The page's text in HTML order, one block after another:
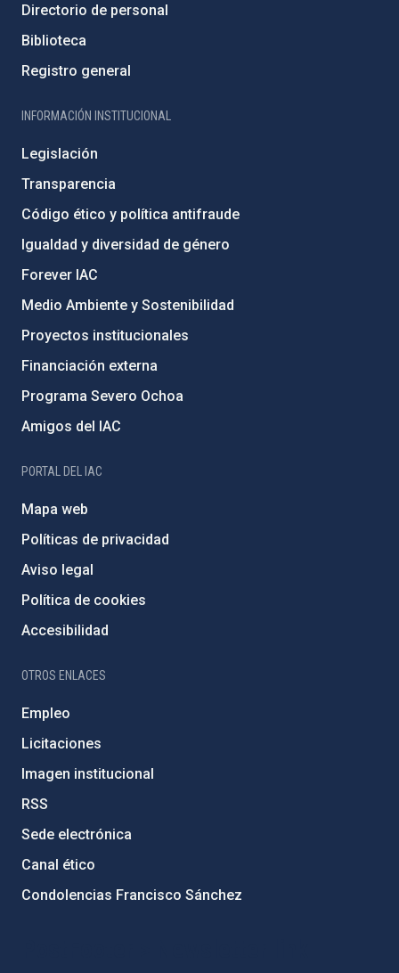
Directorio de personal
Biblioteca
Registro general
INFORMACIÓN INSTITUCIONAL
Legislación
Transparencia
Código ético y política antifraude
Igualdad y diversidad de género
Forever IAC
Medio Ambiente y Sostenibilidad
Proyectos institucionales
Financiación externa
Programa Severo Ochoa
Amigos del IAC
PORTAL DEL IAC
Mapa web
Políticas de privacidad
Aviso legal
Política de cookies
Accesibilidad
OTROS ENLACES
Empleo
Licitaciones
Imagen institucional
RSS
Sede electrónica
Canal ético
Condolencias Francisco Sánchez